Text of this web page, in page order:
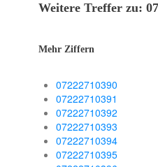
Weitere Treffer zu:
Mehr Ziffern
07222710390
07222710391
07222710392
07222710393
07222710394
07222710395